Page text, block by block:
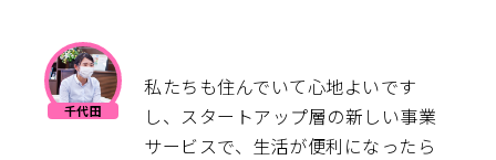
私たちも住んでいて心地よいです
し、スタートアップ層の新しい事業
サービスで、生活が便利になったら